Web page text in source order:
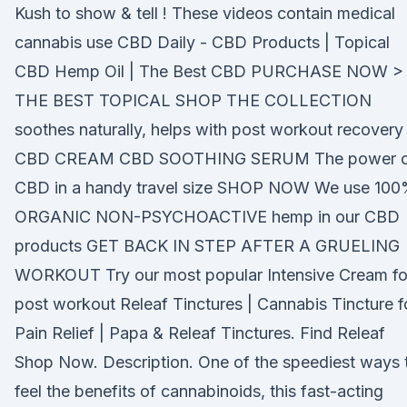
Kush to show & tell ! These videos contain medical
cannabis use CBD Daily - CBD Products | Topical
CBD Hemp Oil | The Best CBD PURCHASE NOW >
THE BEST TOPICAL SHOP THE COLLECTION
soothes naturally, helps with post workout recovery
CBD CREAM CBD SOOTHING SERUM The power
CBD in a handy travel size SHOP NOW We use
ORGANIC NON-PSYCHOACTIVE hemp in our CBD
products GET BACK IN STEP AFTER A GRUELING
WORKOUT Try our most popular Intensive Cream
post workout Releaf Tinctures | Cannabis Tincture
Pain Relief | Papa & Releaf Tinctures. Find Releaf
Shop Now. Description. One of the speediest ways
feel the benefits of cannabinoids, this fast-acting